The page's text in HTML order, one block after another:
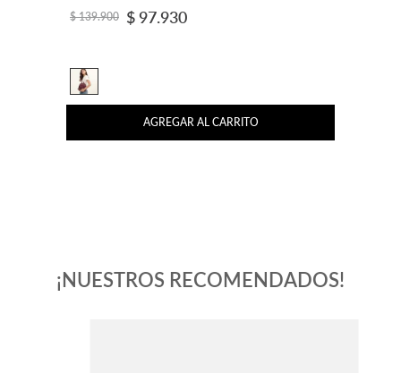
$ 139.900 $97.930
AGREGAR AL CARRITO
¡NUESTROS RECOMENDADOS!